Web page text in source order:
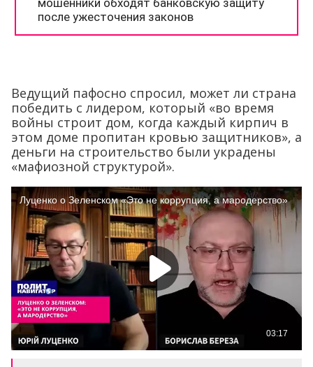
Ведущий пафосно спросил, может ли страна
победить с лидером, который «во время
войны строит дом, когда каждый кирпич в
этом доме пропитан кровью защитников», а
деньги на строительство были украдены
«мафиозной структурой».